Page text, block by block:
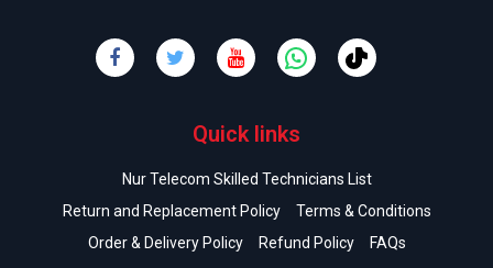
Quick links
Nur Telecom Skilled Technicians List
Return and Replacement Policy
Terms & Conditions
Order & Delivery Policy
Refund Policy FAQs